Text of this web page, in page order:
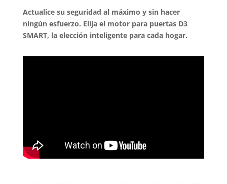
Actualice su seguridad al máximo y sin hacer
ningún esfuerzo. Elija el motor para puertas D3
SMART, la elección inteligente para cada hogar.